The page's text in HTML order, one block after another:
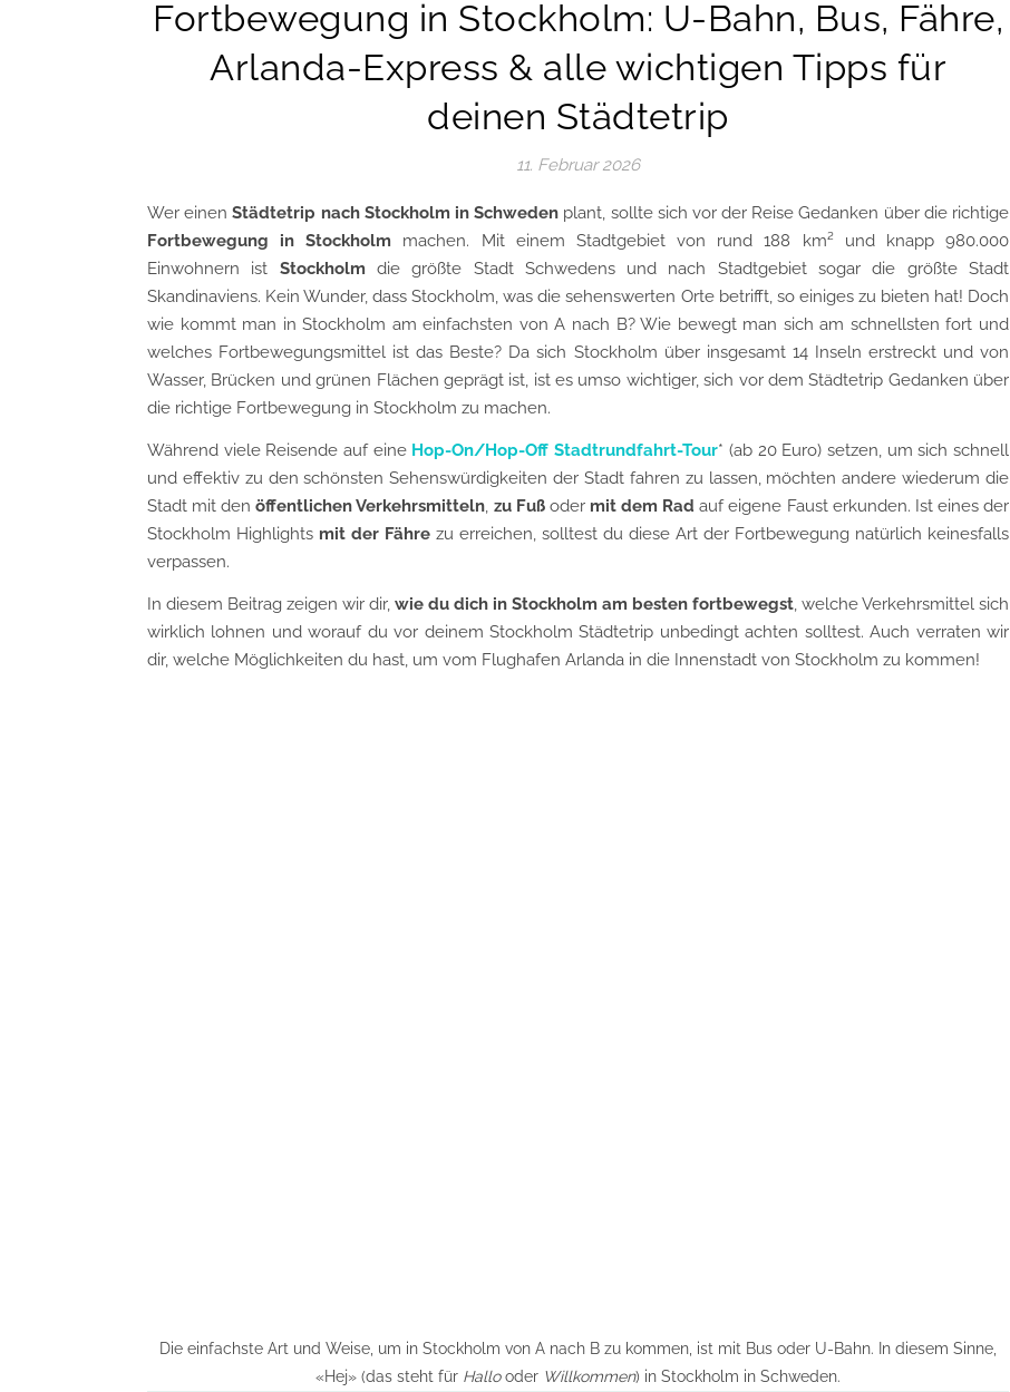
Fortbewegung in Stockholm: U-Bahn, Bus, Fähre,
Arlanda-Express & alle wichtigen Tipps für
deinen Städtetrip
11. Februar 2026
Wer einenStädtetrip nach Stockholm in Schweden plant, sollte sich vor der Reise Gedanken über die richtige
Fortbewegung in Stockholm machen. Mit einem Stadtgebiet von rund 188 km² und knapp 980.000
Einwohnern ist Stockholm die größte Stadt Schwedens und nach Stadtgebiet sogar die größte Stadt
Skandinaviens. Kein Wunder, dass Stockholm, was die sehenswerten Orte betrifft, so einiges zu bieten hat! Doch
wie kommt man in Stockholm am einfachsten von A nach B? Wie bewegt man sich am schnellsten fort und
welches Fortbewegungsmittel ist das Beste? Da sich Stockholm über insgesamt 14 Inseln erstreckt und von
Wasser, Brücken und grünen Flächen geprägt ist, ist es umso wichtiger, sich vor dem Städtetrip Gedanken über
die richtige Fortbewegung in Stockholm zu machen.
Während viele Reisende auf eine Hop-On/Hop-Off Stadtrundfahrt-Tour* (ab 20 Euro) setzen, um sich schnell
und effektiv zu den schönsten Sehenswürdigkeiten der Stadt fahren zu lassen, möchten andere wiederum die
Stadt mit denöffentlichen Verkehrsmitteln, zu Fuß oder mit dem Radauf eigene Faust erkunden. Ist eines der
Stockholm Highlights mit der Fähre zu erreichen, solltest du diese Art der Fortbewegung natürlich keinesfalls
verpassen.
In diesem Beitrag zeigen wir dir, wie du dich in Stockholm am besten fortbewegst, welche Verkehrsmittel sich
wirklich lohnen und worauf du vor deinem Stockholm Städtetrip unbedingt achten solltest. Auch verraten wir
dir, welche Möglichkeiten du hast, um vom Flughafen Arlanda in die Innenstadt von Stockholm zu kommen!
Die einfachste Art und Weise, um in Stockholm von A nach B zu kommen, ist mit Bus oder U-Bahn. In diesem Sinne,
«Hej» (das steht für Hallooder Willkommen) in Stockholm in Schweden.